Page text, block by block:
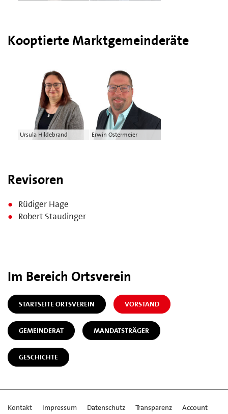
Kooptierte Marktgemeinderäte
Ursula Hildebrand Erwin Ostermeier
Revisoren
Rüdiger Hage
Robert Staudinger
Im Bereich Ortsverein
STARTSEITE ORTSVEREIN VORSTAND
GEMEINDERAT MANDATSTRÄGER
GESCHICHTE
Kontakt Impressum Datenschutz Transparenz Account